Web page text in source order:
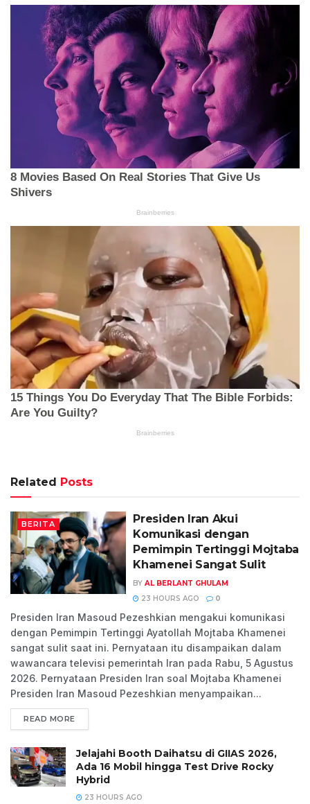
Related Posts
BERITA
Presiden Iran Akui
Komunikasi dengan
Pemimpin Tertinggi Mojtaba
Khamenei Sangat Sulit
BY AL BERLANT GHULAM
23 HOURS AGO
0
Presiden Iran Masoud Pezeshkian mengakui komunikasi
dengan Pemimpin Tertinggi Ayatollah Mojtaba Khamenei
sangat sulit saat ini. Pernyataan itu disampaikan dalam
wawancara televisi pemerintah Iran pada Rabu, 5 Agustus
2026. Pernyataan Presiden Iran soal Mojtaba Khamenei
Presiden Iran Masoud Pezeshkian menyampaikan...
READ MORE
Jelajahi Booth Daihatsu di GIIAS 2026,
Ada 16 Mobil hingga Test Drive Rocky
Hybrid
23 HOURS AGO